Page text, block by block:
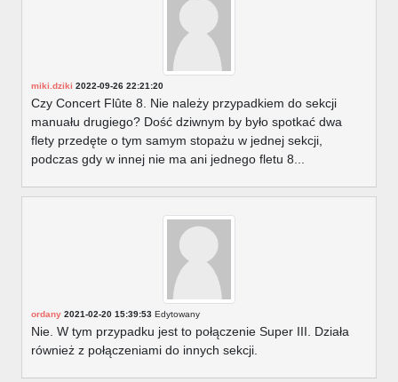
miki.dziki 2022-09-26 22:21:20
Czy Concert Flûte 8. Nie należy przypadkiem do sekcji
manuału drugiego? Dość dziwnym by było spotkać dwa
flety przedęte o tym samym stopażu w jednej sekcji,
podczas gdy w innej nie ma ani jednego fletu 8...
ordany 2021-02-20 15:39:53 Edytowany
Nie. W tym przypadku jest to połączenie Super III. Działa
również z połączeniami do innych sekcji.